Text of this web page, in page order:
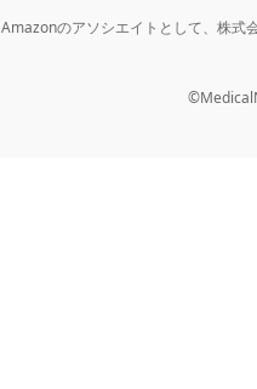
Amazonのアソシエイトとして、株式